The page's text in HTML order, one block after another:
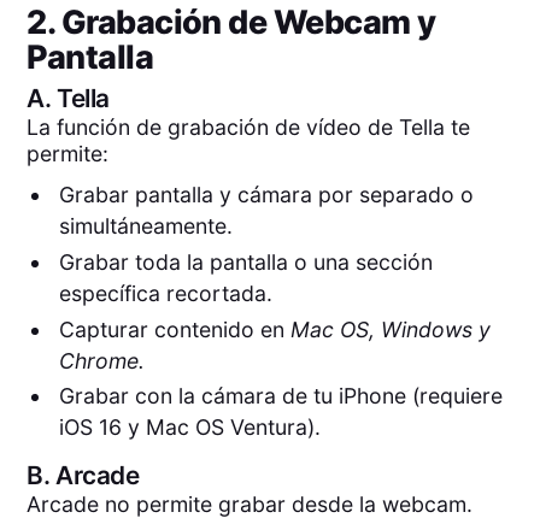
2. Grabación de Webcam y
Pantalla
A.Tella
La función de grabación de vídeo de Tella te
permite:
Grabar pantalla y cámara por separado o
simultáneamente.
Grabar toda la pantalla o una sección
específica recortada.
Capturar contenido en Mac OS, Windows y
Chrome.
Grabar con la cámara de tu iPhone (requiere
iOS 16 y Mac OS Ventura).
B. Arcade
Arcade no permite grabar desde la webcam.